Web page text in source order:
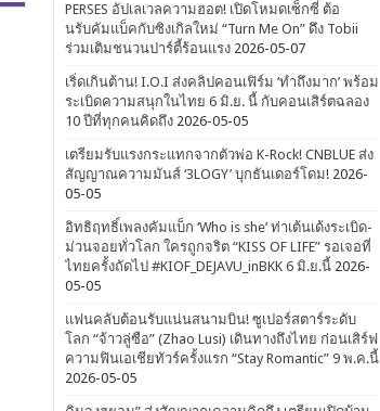
PERSES อัปเลเวลความฮอต! เปิดโหมดเซ็กซี่ ต้อ
นรับคัมแบ็คกับซิงเกิลใหม่ “Turn Me On” ดึง Tobii
ร่วมเติมชนวนปาร์ตี้ร้อนแรง 2026-05-07
เริ่ดเกินต้าน! I.O.I ส่งคลิปคอนเฟิร์ม ‘ทำถึงมาก’ พร้อม
ระเบิดความสนุกในไทย 6 มิ.ย. นี้ กับคอนเสิร์ตฉลอง
10 ปีที่ทุกคนคิดถึง 2026-05-05
เตรียมรับแรงกระแทกจากตัวพ่อ K-Rock! CNBLUE ส่ง
สัญญาณความมันส์ ‘3LOGY’ บุกธันเดอร์โดม! 2026-
05-05
อิทธิฤทธิ์เพลงคัมแบ็ก ‘Who is she’ ท่าเต้นเด้งระเบิด-
ม่วนจอยทั่วโลก ใครถูกจริต “KISS OF LIFE” รอเจอที่
ไทยครั้งถัดไป #KIOF_DEJAVU_inBKK 6 มิ.ย.นี้ 2026-
05-05
แฟนคลับต้อนรับแน่นสนามบิน! ซูเปอร์สตาร์ระดับ
โลก “จ้าวลู่ซือ” (Zhao Lusi) เดินทางถึงไทย ก่อนเสิร์ฟ
ความฟินเอเชียทัวร์ครั้งแรก “Stay Romantic” 9 พ.ค.นี้
2026-05-05